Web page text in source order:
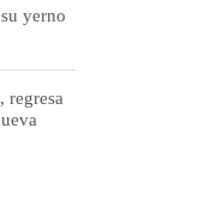
yerno
regresa